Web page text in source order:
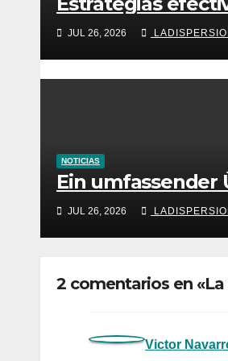
JUL 26, 2026
NOTICIAS
Ein umfassender
JUL 26, 2026
2 comentarios en
Victor